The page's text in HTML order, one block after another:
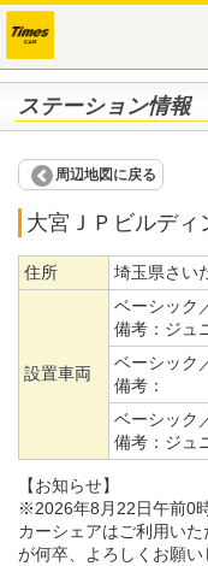
ステーション情報
周辺地図に戻る
大宮ＪＰビルディ
住所 埼玉県さい
設置車両
ベーシック
備考： ジュ
ベーシック
備考：
ベーシック
備考： ジュ
【お知らせ】
※2026年8月22日午前0
カーシェアはご利用い
が何卒、よろしくお願い